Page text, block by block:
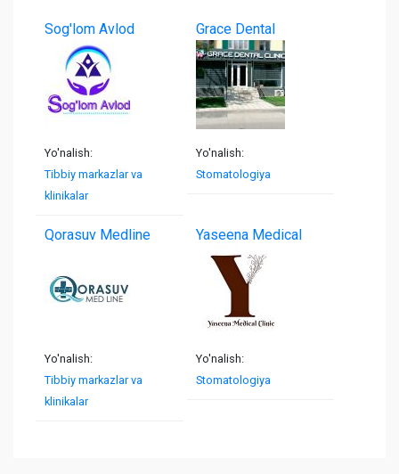
Sog'lom Avlod
Yo'nalish:
Tibbiy markazlar va
klinikalar
Grace Dental
Yo'nalish:
Stomatologiya
Qorasuv Medline
Yo'nalish:
Tibbiy markazlar va
klinikalar
Yaseena Medical
Clinic
Yo'nalish:
Stomatologiya